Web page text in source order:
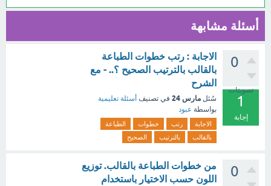
أسئلة مشابهة
0
تصويتات
1
إجابة
الاجابة : رتب خطوات الطباعة
بالقالب بالترتيب الصحيح ؟.. - مع
الشرح
سُئل مارس 24 في تصنيف أسئلة تعليمية
بواسطة عبود
الاجابة رتب خطوات
الطباعة
بالقالب
بالترتيب الصحيح
0
من خطوات الطباعة بالقالب. توزيع
اللون حسب الاختيار باستخدام